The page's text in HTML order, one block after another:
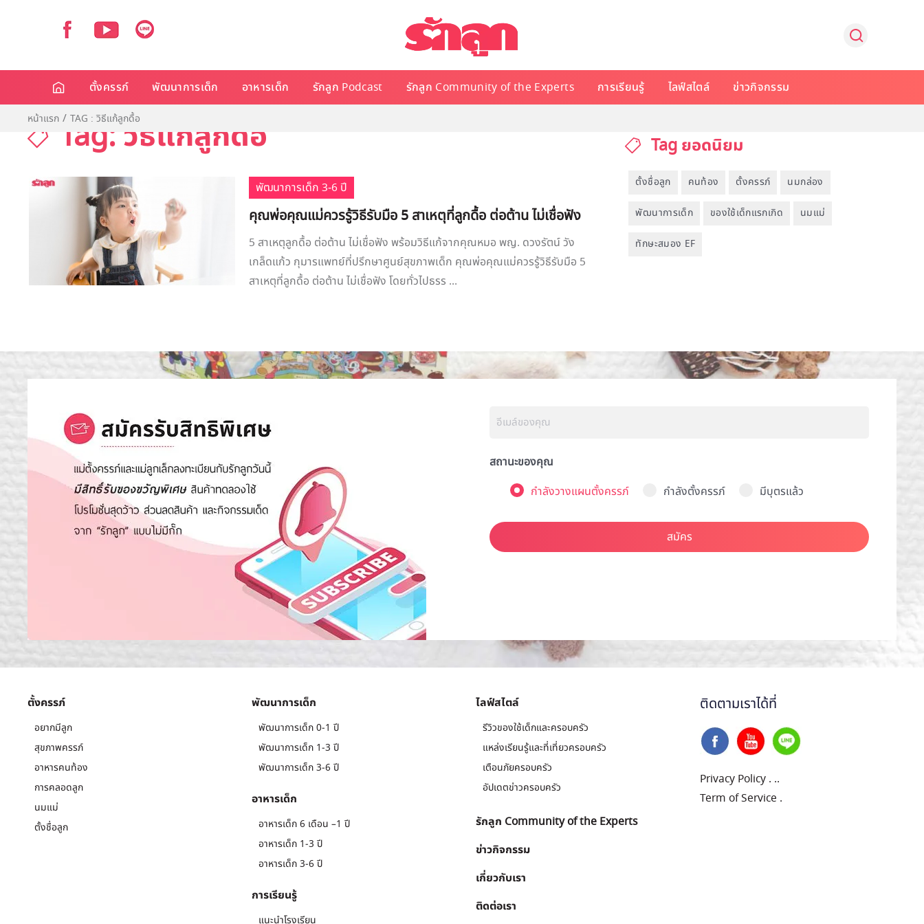
ตั้งครรภ์ พัฒนาการเด็ก อาหารเด็ก รักลูก Podcast รักลูก Community of the Experts การเรียนรู้ ไลฟ์สไตล์ ข่าวกิจกรรม
หน้าแรก TAG : วิธีแก้ลูกดื้อ
Tag: วิธีแก้ลูกดื้อ
พัฒนาการเด็ก 3-6 ปี
คุณพ่อคุณแม่ควรรู้วิธีรับมือ 5 สาเหตุที่ลูกดื้อ ต่อต้าน ไม่เชื่อฟัง
5 สาเหตุลูกดื้อ ต่อต้าน ไม่เชื่อฟัง พร้อมวิธีแก้จากคุณหมอ พญ. ดวงรัตน์ วัง
เกล็ดแก้ว กุมารแพทย์ที่ปรึกษาศูนย์สุขภาพเด็ก คุณพ่อคุณแม่ควรรู้วิธีรับมือ 5
สาเหตุที่ลูกดื้อ ต่อต้าน ไม่เชื่อฟัง โดยทั่วไปธรร ...
Tag ยอดนิยม
ตั้งชื่อลูก คนท้อง ตั้งครรภ์ นมกล่อง
พัฒนาการเด็ก ของใช้เด็กแรกเกิด นมแม่
ทักษะสมอง EF
สถานะของคุณ
กำลังวางแผนตั้งครรภ์
กำลังตั้งครรภ์ มีบุตรแล้ว
สมัคร
ตั้งครรภ์
อยากมีลูก
สุขภาพครรภ์
อาหารคนท้อง
การคลอดลูก
นมแม่
ตั้งชื่อลูก
พัฒนาการเด็ก
พัฒนาการเด็ก 0-1 ปี
พัฒนาการเด็ก 1-3 ปี
พัฒนาการเด็ก 3-6 ปี
อาหารเด็ก
อาหารเด็ก 6 เดือน –1 ปี
อาหารเด็ก 1-3 ปี
อาหารเด็ก 3-6 ปี
การเรียนรู้
แนะนำโรงเรียน
ไลฟ์สไตล์
รีวิวของใช้เด็กและครอบครัว
แหล่งเรียนรู้และที่เที่ยวครอบครัว
เตือนภัยครอบครัว
อัปเดตข่าวครอบครัว
รักลูก Community of the Experts
ข่าวกิจกรรม
เกี่ยวกับเรา
ติดต่อเรา
ติดตามเราได้ที่
Privacy Policy . ..
Term of Service .